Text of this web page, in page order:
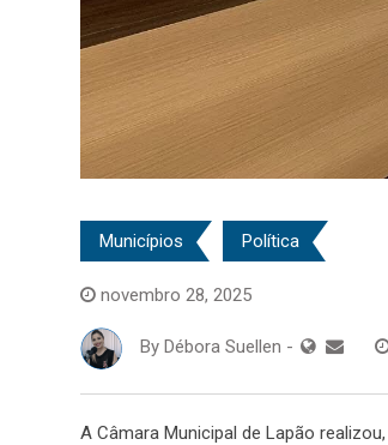
Municípios Política
novembro 28, 2025
By Débora Suellen -
A Câmara Municipal de Lapão